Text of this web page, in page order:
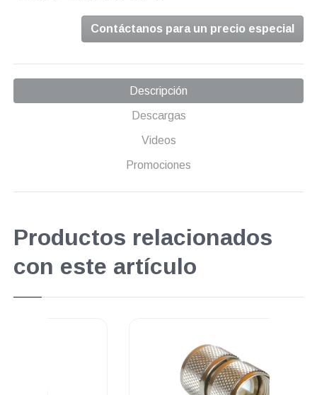
Contáctanos para un precio especial
Descripción
Descargas
Videos
Promociones
Productos relacionados
con este artículo